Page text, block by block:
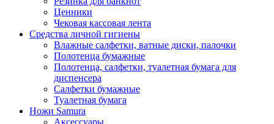
Ценники
Чековая кассовая лента
Средства личной гигиены
Влажные салфетки, ватные диски, палочки
Полотенца бумажные
Полотенца, салфетки, туалетная бумага для
диспенсера
Салфетки бумажные
Туалетная бумага
Ножи Samura
Аксессуары